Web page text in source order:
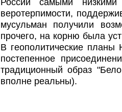
России самыми
веротерпимости,
мусульман получили
прочего, на корню была
В геополитические
постепенное
традиционный образ
вполне реальны).